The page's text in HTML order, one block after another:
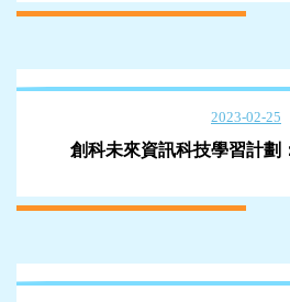
2023-02-25
創科未來資訊科技學習計劃